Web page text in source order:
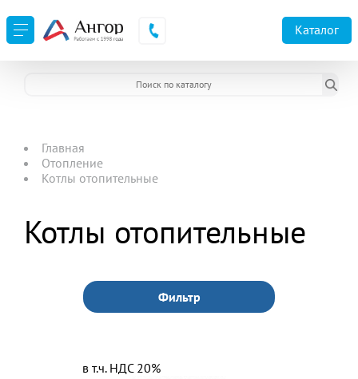
Каталог
Главная
Отопление
Котлы отопительные
Котлы отопительные
Фильтр
в т.ч. НДС 20%